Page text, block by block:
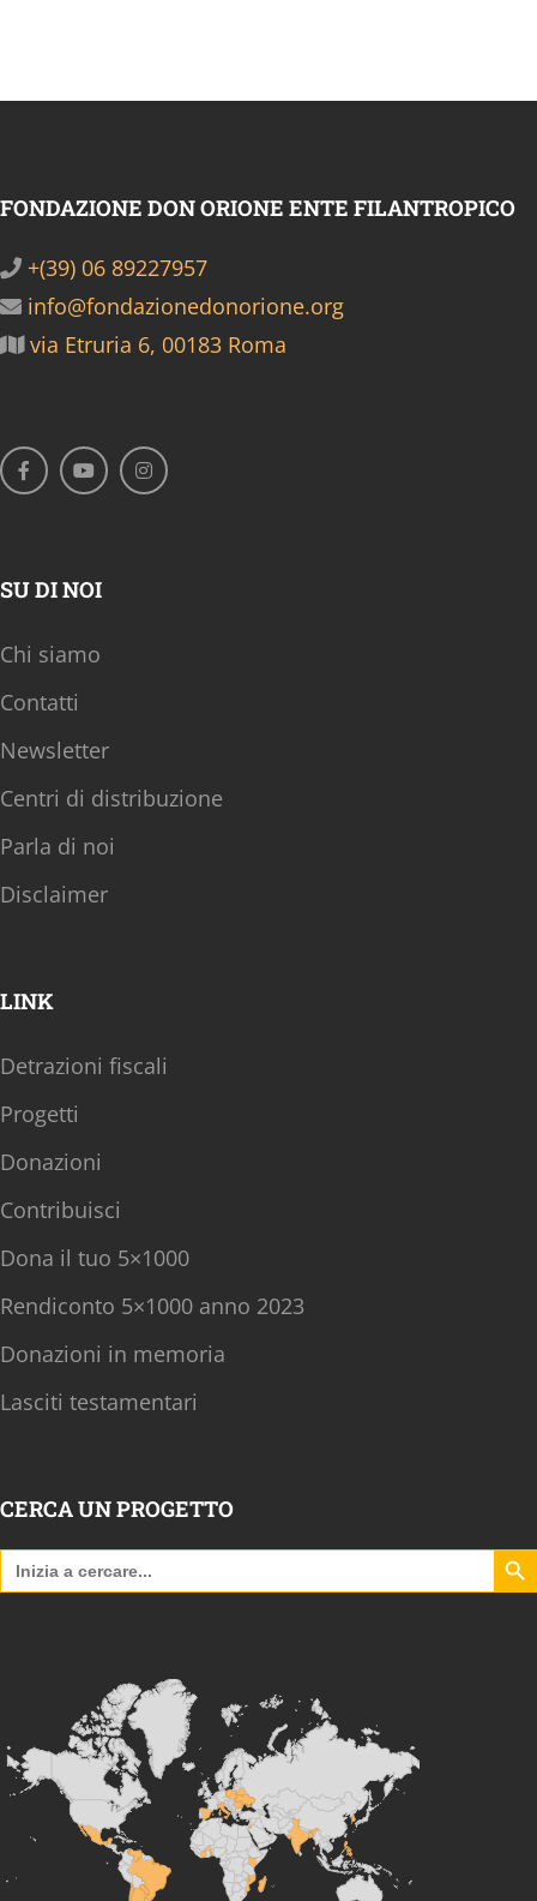
FONDAZIONE DON ORIONE ENTE FILANTROPICO
+(39) 06 89227957
info@fondazionedonorione.org
via Etruria 6, 00183 Roma
SU DI NOI
Chi siamo
Contatti
Newsletter
Centri di distribuzione
Parla di noi
Disclaimer
LINK
Detrazioni fiscali
Progetti
Donazioni
Contribuisci
Dona il tuo 5×1000
Rendiconto 5×1000 anno 2023
Donazioni in memoria
Lasciti testamentari
CERCA UN PROGETTO
Search
for:
Search